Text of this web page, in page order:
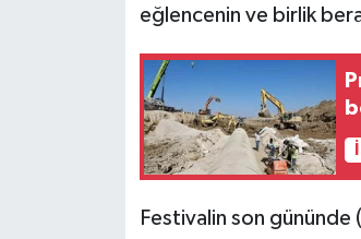
eğlencenin ve birlik
Festivalin son gününde